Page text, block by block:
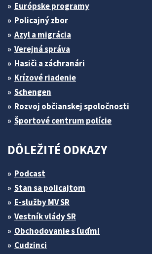
Európske programy
Policajný zbor
Azyl a migrácia
Verejná správa
Hasiči a záchranári
Krízové riadenie
Schengen
Rozvoj občianskej spoločnosti
Športové centrum polície
DÔLEŽITÉ ODKAZY
Podcast
Stan sa policajtom
E-služby MV SR
Vestník vlády SR
Obchodovanie s ľuďmi
Cudzinci